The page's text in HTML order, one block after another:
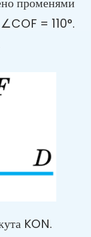
= 110°.
KON.